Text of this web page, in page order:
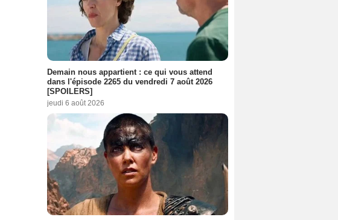
Demain nous appartient : ce qui vous attend
dans l'épisode 2265 du vendredi 7 août 2026
[SPOILERS]
jeudi 6 août 2026